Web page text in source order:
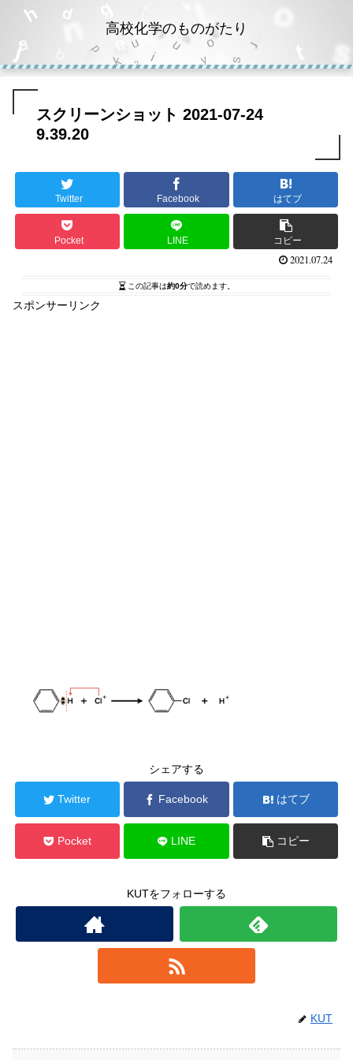
高校化学のものがたり
スクリーンショット 2021-07-24
9.39.20
Twitter Facebook はてブ
Pocket LINE コピー
2021.07.24
この記事は約0分で読めます。
スポンサーリンク
シェアする
Twitter Facebook はてブ
Pocket LINE コピー
KUTをフォローする
KUT